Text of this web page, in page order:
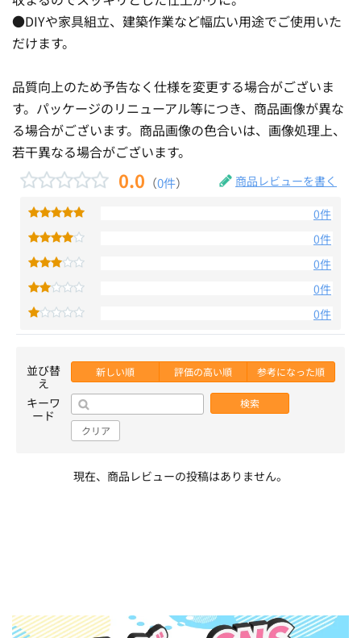
●DIYや家具組立、建築作業など幅広い用途でご使用いた
だけます。
品質向上のため予告なく仕様を変更する場合がございま
す。パッケージのリニューアル等につき、商品画像が異な
る場合がございます。商品画像の色合いは、画像処理上、
若干異なる場合がございます。
0.0 （0件） 商品レビューを書く
0件
0件
0件
0件
0件
並び替
え
新しい順 評価の高い順 参考になった順
キーワ
ード
検索
クリア
現在、商品レビューの投稿はありません。